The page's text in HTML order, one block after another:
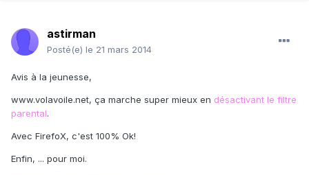
astirman
Posté(e) le 21 mars 2014
Avis à la jeunesse,
www.volavoile.net, ça marche super mieux en désactivant le filtre
parental.
Avec FirefoX, c'est 100% Ok!
Enfin, ... pour moi.